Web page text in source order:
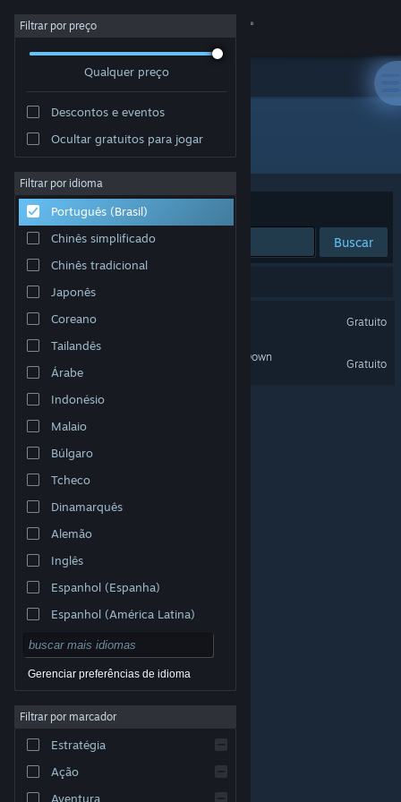
Iniciar sessão
Sobre
Suporte
Alterar idioma
Baixe o aplicativo móvel do Steam
Ver versão para computadores
© Valve Corporation. Todos os direitos reservados.
respectivos donos nos EUA e em outros países.
Acessibilidade
Reembolsos|Cookies
Filtrar por preço
Qualquer preço
Descontos e eventos
Ocultar gratuitos para jogar
Filtrar por idioma
Português (Brasil)
Chinês simplificado
Chinês tradicional
Japonês
Coreano
Tailandês
Árabe
Indonésio
Malaio
Búlgaro
Tcheco
Dinamarquês
Alemão
Inglês
Espanhol (Espanha)
Espanhol (América Latina)
Gerenciar preferências de idioma
Filtrar por marcador
Estratégia
Ação
Aventura
Desenvolvedor: Team Jade
Ordenar por Relevância
Buscar
Gratuito
Delta Force - Black Hawk Down
Gratuito